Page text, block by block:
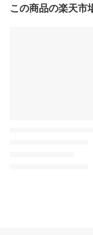
この商品の楽天市